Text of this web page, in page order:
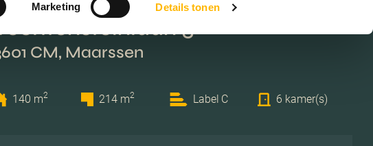
Marketing Details tonen
5
CM, Maarssen
140 m2 214 m2 Label C 6 kamer(s)